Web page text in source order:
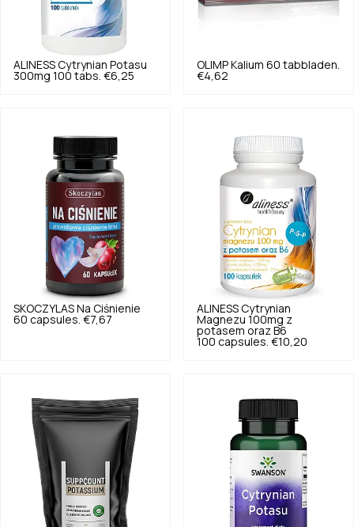
ALINESS Cytrynian Potasu
300mg 100 tabs. €6,25
OLIMP Kalium 60 tabbladen.
€4,62
SKOCZYLAS Na Ciśnienie
60 capsules. €7,67
ALINESS Cytrynian
Magnezu 100mg z
potasem oraz B6
100 capsules. €10,20